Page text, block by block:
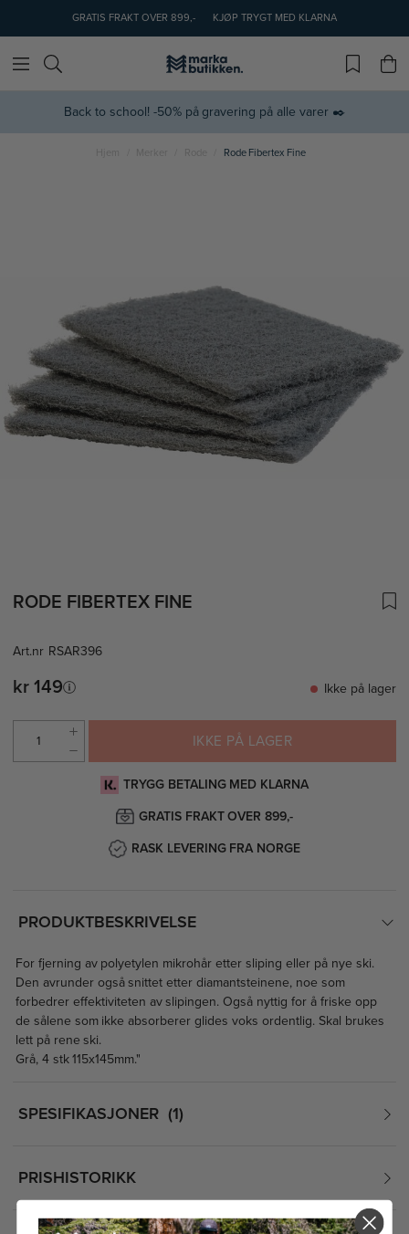
GRATIS FRAKT OVER 899,- KJØP TRYGT MED KLARNA
Back to school! -50% på gravering på alle varer ✒️
Hjem Merker Rode Rode Fibertex Fine
RODE FIBERTEX FINE
Art.nr RSAR396
kr 149 Ikke på lager
IKKE PÅ LAGER
TRYGG BETALING MED KLARNA
GRATIS FRAKT OVER 899,-
RASK LEVERING FRA NORGE
PRODUKTBESKRIVELSE
For fjerning av polyetylen mikrohår etter sliping eller på nye ski.
Den avrunder også snittet etter diamantsteinene, noe som
forbedrer effektiviteten av slipingen. Også nyttig for å friske opp
de sålene som ikke absorberer glides voks ordentlig. Skal brukes
lett på rene ski.
Grå, 4 stk 115x145mm."
SPESIFIKASJONER 1
PRISHISTORIKK